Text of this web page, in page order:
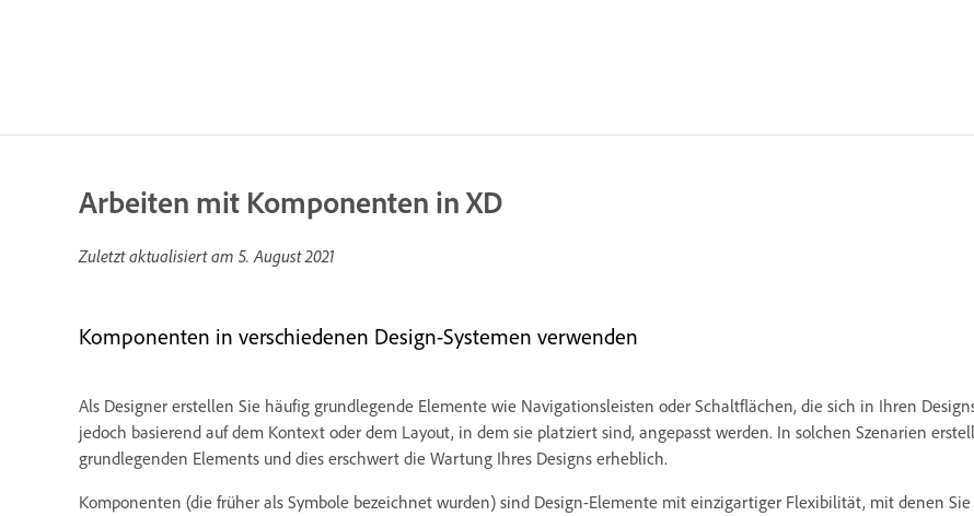
Arbeiten mit Komponenten in XD
Zuletzt aktualisiert am 5. August 2021
Komponenten in verschiedenen Design-Systemen verwenden
Als Designer erstellen Sie häufig grundlegende Elemente wie Navigationsleisten oder Schaltflächen, die sich in Ihren
jedoch basierend auf dem Kontext oder dem Layout, in dem sie platziert sind, angepasst werden. In solchen Szenarien
grundlegenden Elements und dies erschwert die Wartung Ihres Designs erheblich.
Komponenten (die früher als Symbole bezeichnet wurden) sind Design-Elemente mit einzigartiger Flexibilität, mit denen